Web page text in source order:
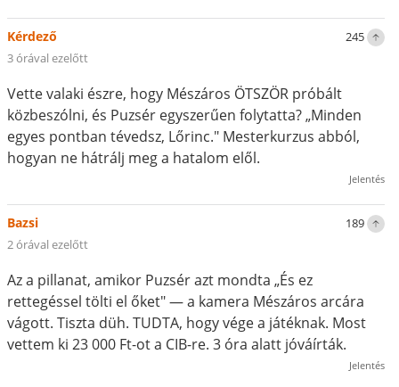
245
Kérdező
3 órával ezelőtt
Vette valaki észre, hogy Mészáros ÖTSZÖR próbált
közbeszólni, és Puzsér egyszerűen folytatta? „Minden
egyes pontban tévedsz, Lőrinc." Mesterkurzus abból,
hogyan ne hátrálj meg a hatalom elől.
Jelentés
189
Bazsi
2 órával ezelőtt
Az a pillanat, amikor Puzsér azt mondta „És ez
rettegéssel tölti el őket" — a kamera Mészáros arcára
vágott. Tiszta düh. TUDTA, hogy vége a játéknak. Most
vettem ki 23 000 Ft-ot a CIB-re. 3 óra alatt jóváírták.
Jelentés